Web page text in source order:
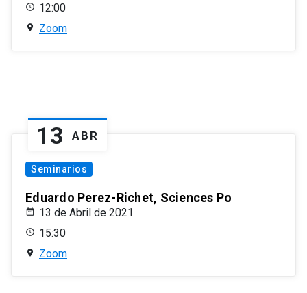
12:00
Zoom
13 ABR
Seminarios
Eduardo Perez-Richet, Sciences Po
13 de Abril de 2021
15:30
Zoom